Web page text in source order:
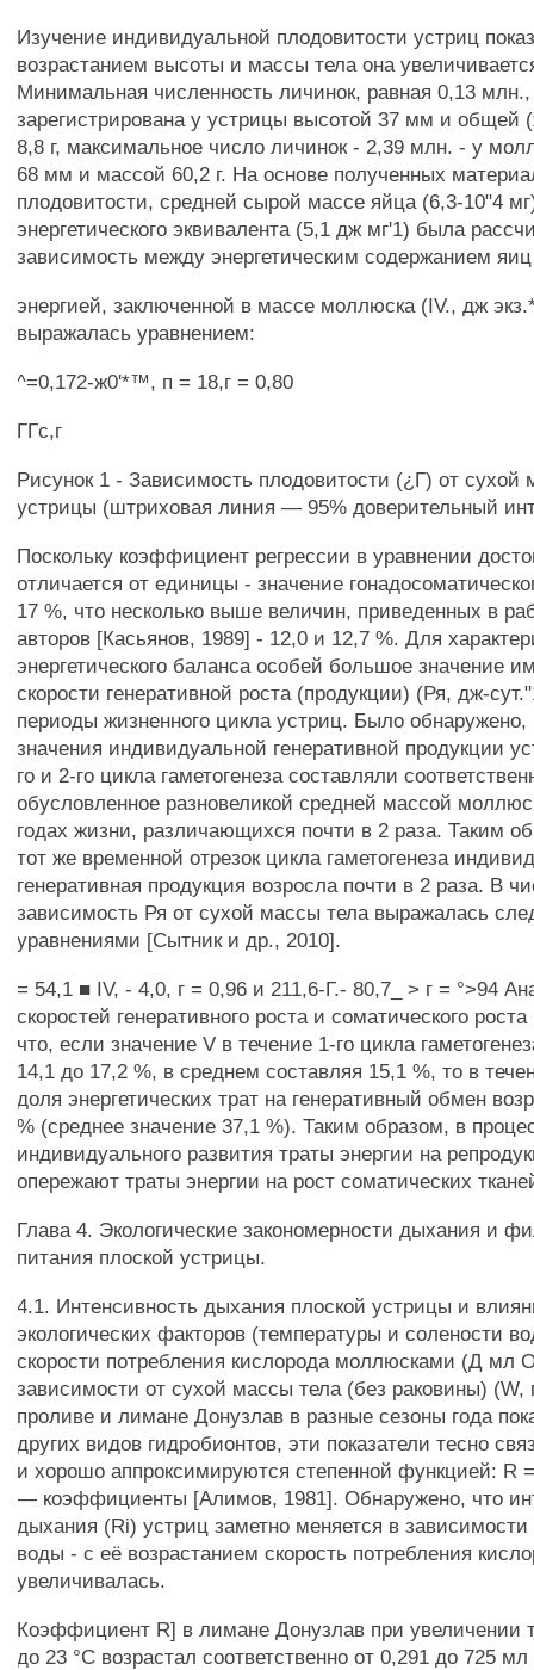
Изучение индивидуальной плодовитости устриц
возрастанием высоты и массы тела она
Минимальная численность личинок, равная 0,13 млн.,
зарегистрирована у устрицы высотой 37 мм и общей
8,8 г, максимальное число личинок - 2,39 млн. - у
68 мм и массой 60,2 г. На основе полученных
плодовитости, средней сырой массе яйца (6,3-10"4
энергетического эквивалента (5,1 дж мг'1) была
зависимость между энергетическим содержанием
энергией, заключенной в массе моллюска (IV., дж
выражалась уравнением:
^=0,172-ж0'*™, п = 18,г = 0,80
ГГс,г
Рисунок 1 - Зависимость плодовитости (¿Г) от сухой
устрицы (штриховая линия — 95% доверительный
Поскольку коэффициент регрессии в уравнении
отличается от единицы - значение
17 %, что несколько выше величин, приведенных в
авторов [Касьянов, 1989] - 12,0 и 12,7 %. Для
энергетического баланса особей большое значение
скорости генеративной роста (продукции) (Ря, дж-
периоды жизненного цикла устриц. Было обнаружено,
значения индивидуальной генеративной продукции
го и 2-го цикла гаметогенеза составляли
обусловленное разновеликой средней массой
годах жизни, различающихся почти в 2 раза. Таким
тот же временной отрезок цикла гаметогенеза
генеративная продукция возросла почти в 2 раза. В
зависимость Ря от сухой массы тела выражалась
уравнениями [Сытник и др., 2010].
= 54,1 ■ IV, - 4,0, г = 0,96 и 211,6-Г.- 80,7_ > г = °>94
скоростей генеративного роста и соматического
что, если значение V в течение 1-го цикла
14,1 до 17,2 %, в среднем составляя 15,1 %, то в
доля энергетических трат на генеративный обмен
% (среднее значение 37,1 %). Таким образом, в
индивидуального развития траты энергии на
опережают траты энергии на рост соматических
Глава 4. Экологические закономерности дыхания и
питания плоской устрицы.
4.1. Интенсивность дыхания плоской устрицы и
экологических факторов (температуры и солености
скорости потребления кислорода моллюсками (Д мл
зависимости от сухой массы тела (без раковины) (W,
проливе и лимане Донузлав в разные сезоны года
других видов гидробионтов, эти показатели тесно
и хорошо аппроксимируются степенной функцией: R
— коэффициенты [Алимов, 1981]. Обнаружено, что
дыхания (Ri) устриц заметно меняется в
воды - с её возрастанием скорость потребления
увеличивалась.
Коэффициент R] в лимане Донузлав при увеличении
до 23 °С возрастал соответственно от 0,291 до 725